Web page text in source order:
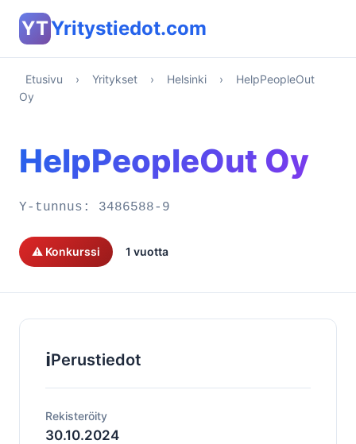
YTYritystiedot.com
Etusivu › Yritykset › Helsinki ›
HelpPeopleOut
Oy
HelpPeopleOut Oy
Y-tunnus: 3486588-9
⚠️ Konkurssi 1 vuotta
ℹ️Perustiedot
Rekisteröity
30.10.2024